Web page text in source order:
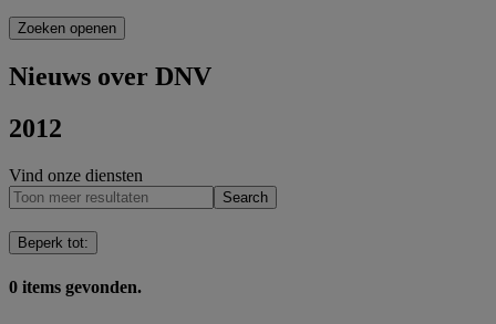
Zoeken openen
Nieuws over DNV
2012
Vind onze diensten
Search
Beperk tot:
0 items gevonden.